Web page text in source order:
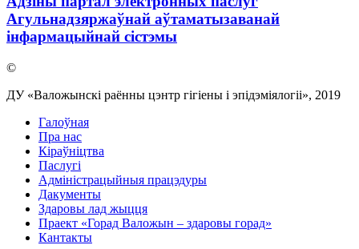
Агульнадзяржаўнай аўтаматызаванай
інфармацыйнай сістэмы
©
ДУ «Валожынскі раённы цэнтр гігіены і эпідэміялогіі», 2019
Галоўная
Пра нас
Кіраўніцтва
Паслугi
Адміністрацыйныя працэдуры
Дакументы
Здаровы лад жыцця
Праект «Горад Валожын – здаровы горад»
Кантакты